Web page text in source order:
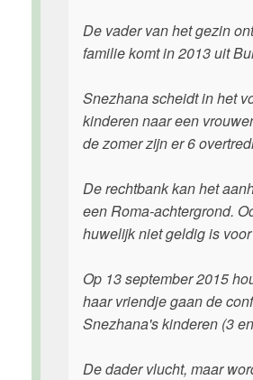
De vader van het gezin
familie komt in 2013 uit
Snezhana scheidt in het
kinderen naar een
de zomer zijn er 6
De rechtbank kan het
een Roma-achtergrond.
huwelijk niet geldig is
Op 13 september 2015
haar vriendje gaan de
Snezhana's kinderen (3
De dader vlucht, maar